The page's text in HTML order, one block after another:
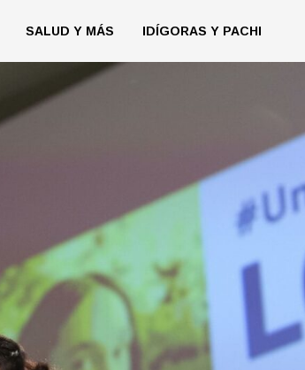
SALUD Y MÁS IDÍGORAS Y PACHI